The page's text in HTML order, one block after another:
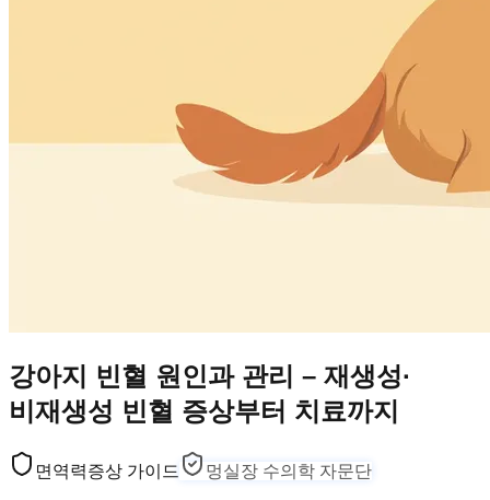
강아지 빈혈 원인과 관리 – 재생성·
비재생성 빈혈 증상부터 치료까지
면역력증상 가이드 멍실장 수의학 자문단